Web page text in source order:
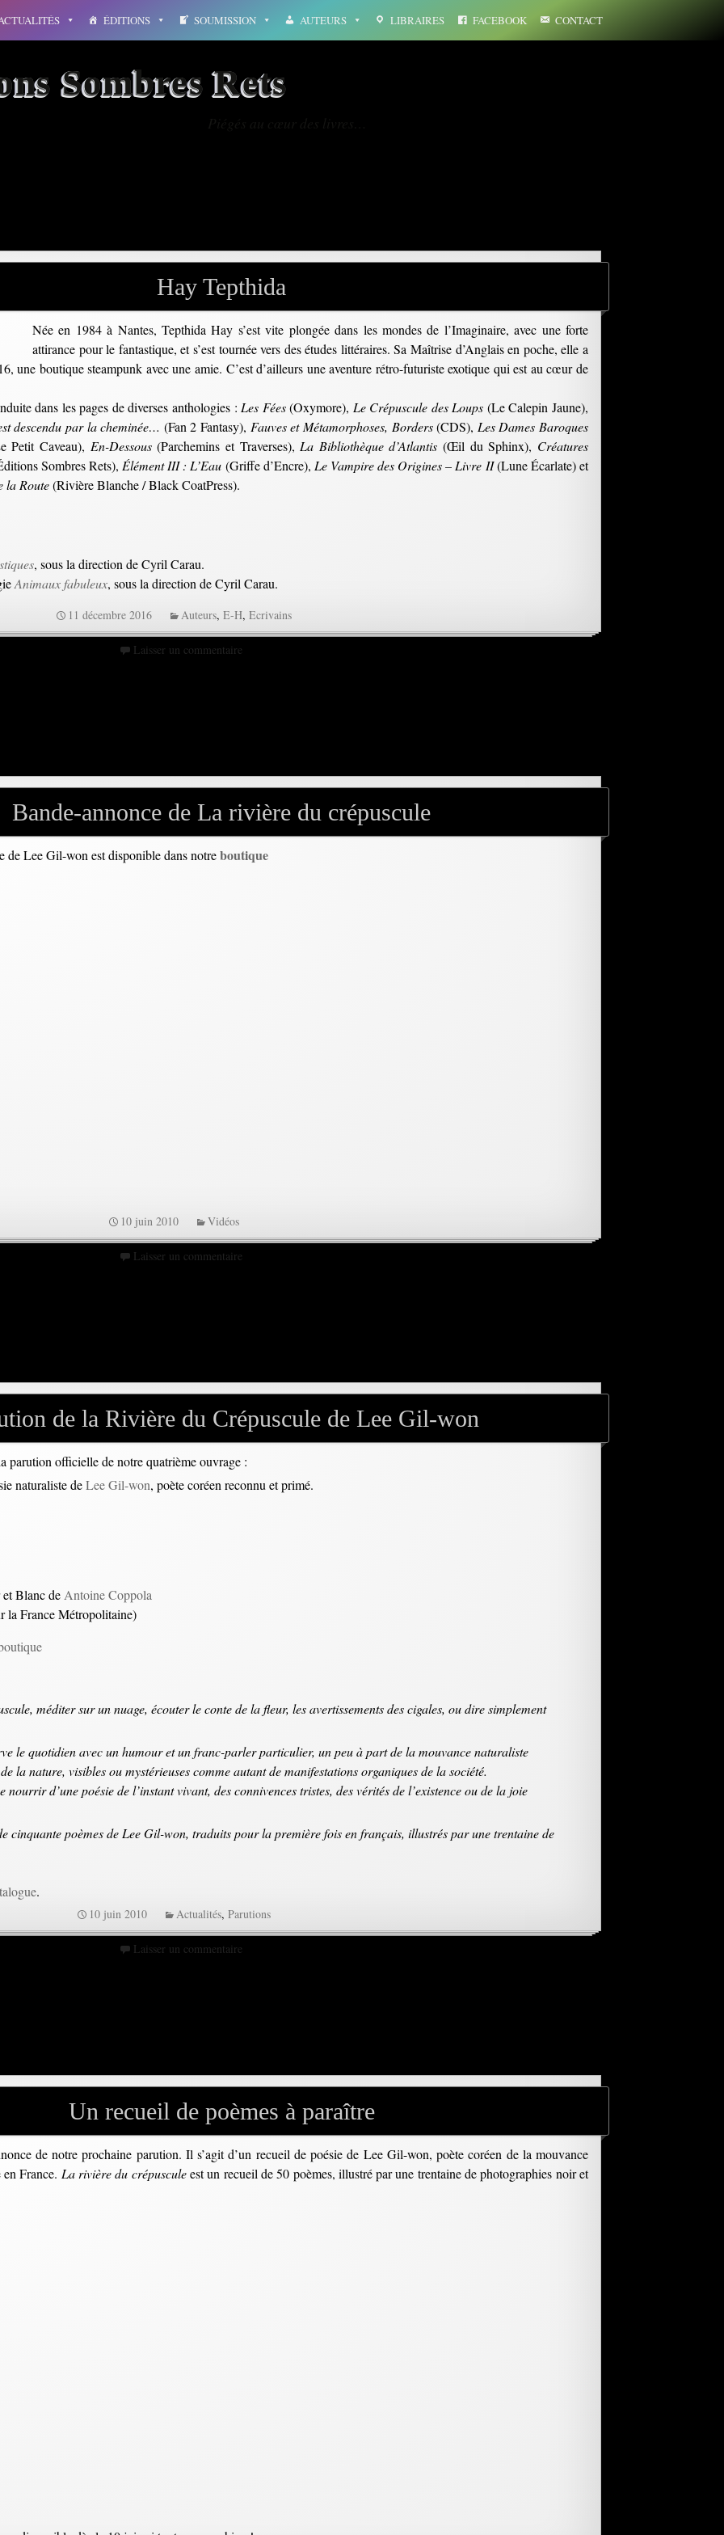
ÉDITIONS SOUMISSION AUTEURS LIBRAIRES FACEBOOK CONTACT
Sombres Rets
Hay Tepthida
Née en 1984 à Nantes, Tepthida Hay s’est vite plongée dans les mondes de l’Imaginaire, avec une forte
attirance pour le fantastique, et s’est tournée vers des études littéraires. Sa Maîtrise d’Anglais en poche, elle a
une boutique steampunk avec une amie. C’est d’ailleurs une aventure rétro-futuriste exotique qui est au cœur de
dans les pages de diverses anthologies : Les Fées(Oxymore), Le Crépuscule des Loups (Le Calepin Jaune),
descendu par la cheminée… (Fan 2 Fantasy), Fauves et Métamorphoses, Borders(CDS), Les Dames Baroques
Petit Caveau), En-Dessous(Parchemins et Traverses), La Bibliothèque d’Atlantis (Œil du Sphinx), Créatures
Sombres Rets), Élément III : L’Eau (Griffe d’Encre), Le Vampire des Origines – Livre II(Lune Écarlate) et
la Route(Rivière Blanche / Black CoatPress).
, sous la direction de Cyril Carau.
Animaux fabuleux, sous la direction de Cyril Carau.
11 décembre 2016 Auteurs, E-H, Ecrivains
Laisser un commentaire
Bande-annonce de La rivière du crépuscule
de Lee Gil-won est disponible dans notreboutique
10 juin 2010 Vidéos
Laisser un commentaire
de la Rivière du Crépuscule de Lee Gil-won
parution officielle de notre quatrième ouvrage :
naturaliste deLee Gil-won, poète coréen reconnu et primé.
Blanc de Antoine Coppola
la France Métropolitaine)
méditer sur un nuage, écouter le conte de la fleur, les avertissements des cigales, ou dire simplement
le quotidien avec un humour et un franc-parler particulier, un peu à part de la mouvance naturaliste
la nature, visibles ou mystérieuses comme autant de manifestations organiques de la société.
d’une poésie de l’instant vivant, des connivences tristes, des vérités de l’existence ou de la joie
cinquante poèmes de Lee Gil-won, traduits pour la première fois en français, illustrés par une trentaine de
.
10 juin 2010 Actualités, Parutions
Laisser un commentaire
Un recueil de poèmes à paraître
de notre prochaine parution. Il s’agit d’un recueil de poésie de Lee Gil-won, poète coréen de la mouvance
France. La rivière du crépusculeest un recueil de 50 poèmes, illustré par une trentaine de photographies noir et